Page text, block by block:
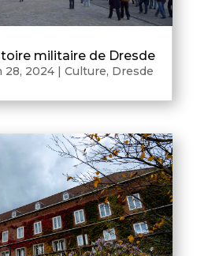
militaire de Dresde
28, 2024| Culture, Dresde